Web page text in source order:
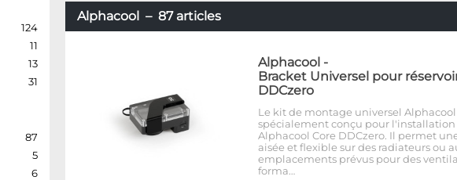
124
11
13
31
87
5
6
Alphacool – 87 articles
Alphacool -
Bracket Universel pour
DDCzero
Le kit de montage universel Alphacool
spécialement conçu pour l'installation
Alphacool Core DDCzero. Il permet
aisée et flexible sur des radiateurs ou
emplacements prévus pour des
forma…